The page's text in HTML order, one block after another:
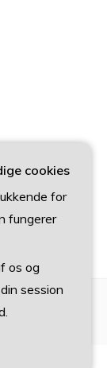
cookies
for
fungerer
os og
session